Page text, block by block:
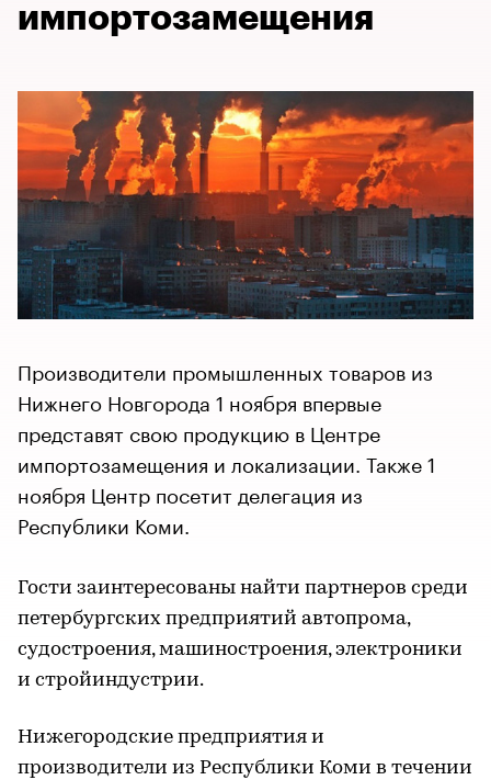
импортозамещения
Производители промышленных товаров из
Нижнего Новгорода 1 ноября впервые
представят свою продукцию в Центре
импортозамещения и локализации. Также 1
ноября Центр посетит делегация из
Республики Коми.
Гости заинтересованы найти партнеров среди
петербургских предприятий автопрома,
судостроения, машиностроения, электроники
и стройиндустрии.
Нижегородские предприятия и
производители из Республики Коми в течении